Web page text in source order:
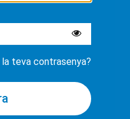
teva contrasenya?